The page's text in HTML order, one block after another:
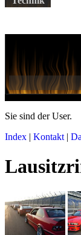
Sie sind derUser.
Index | Kontakt |